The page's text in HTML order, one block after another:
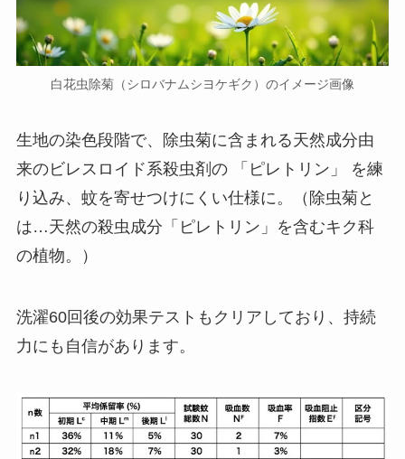
白花虫除菊（シロバナムシヨケギク）のイメージ画像
生地の染色段階で、除虫菊に含まれる天然成分由
来のビレスロイド系殺虫剤の 「ピレトリン」 を練
り込み、蚊を寄せつけにくい仕様に。（除虫菊と
は…天然の殺虫成分「ピレトリン」を含むキク科
の植物。）
洗濯60回後の効果テストもクリアしており、持続
力にも自信があります。